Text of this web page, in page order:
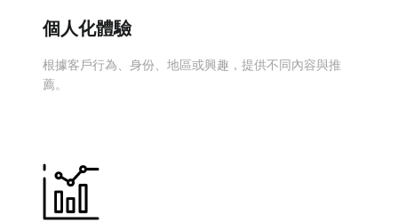
個人化體驗
根據客戶行為、身份、地區或興趣，提供不同內容與推
薦。